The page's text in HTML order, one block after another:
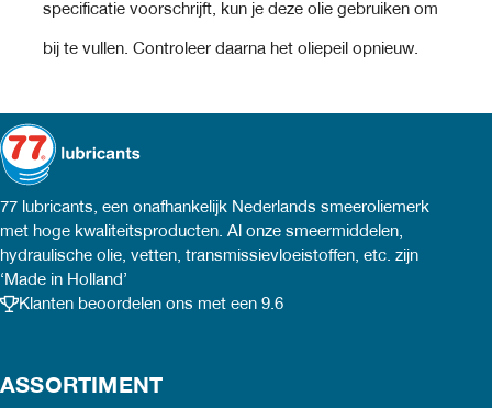
specificatie voorschrijft, kun je deze olie gebruiken om
bij te vullen. Controleer daarna het oliepeil opnieuw.
77 lubricants, een onafhankelijk Nederlands smeeroliemerk
met hoge kwaliteitsproducten. Al onze smeermiddelen,
hydraulische olie, vetten, transmissievloeistoffen, etc. zijn
‘Made in Holland’
Klanten beoordelen ons met een 9.6
ASSORTIMENT